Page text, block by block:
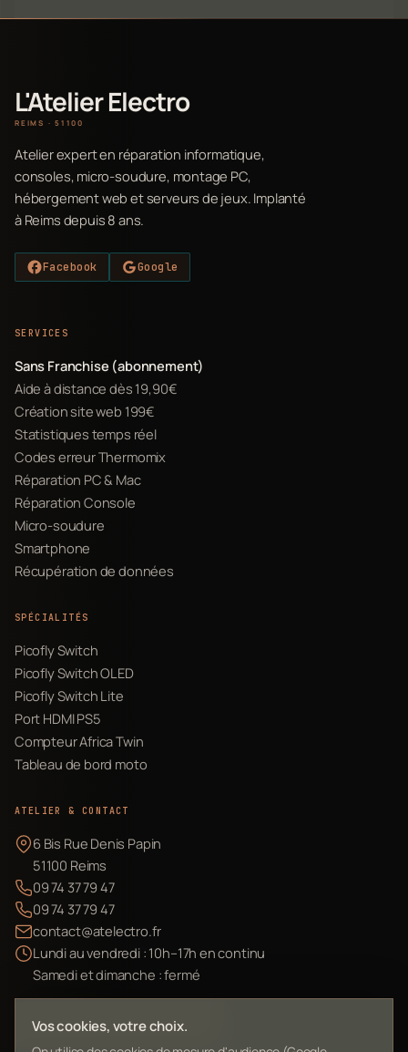
L'Atelier Electro
REIMS · 51100
Atelier expert en réparation informatique,
consoles, micro-soudure, montage PC,
hébergement web et serveurs de jeux. Implanté
à Reims depuis 8 ans.
Facebook Google
SERVICES
Sans Franchise (abonnement)
Aide à distance dès 19,90€
Création site web 199€
Statistiques temps réel
Codes erreur Thermomix
Réparation PC & Mac
Réparation Console
Micro-soudure
Smartphone
Récupération de données
SPÉCIALITÉS
Picofly Switch
Picofly Switch OLED
Picofly Switch Lite
Port HDMI PS5
Compteur Africa Twin
Tableau de bord moto
ATELIER & CONTACT
6 Bis Rue Denis Papin
51100 Reims
09 74 37 79 47
09 74 37 79 47
contact@atelectro.fr
Lundi au vendredi : 10h–17h en continu
Samedi et dimanche : fermé
Envoyer mon matériel
Vos cookies, votre choix.